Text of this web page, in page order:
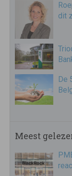
dit
De
Meest